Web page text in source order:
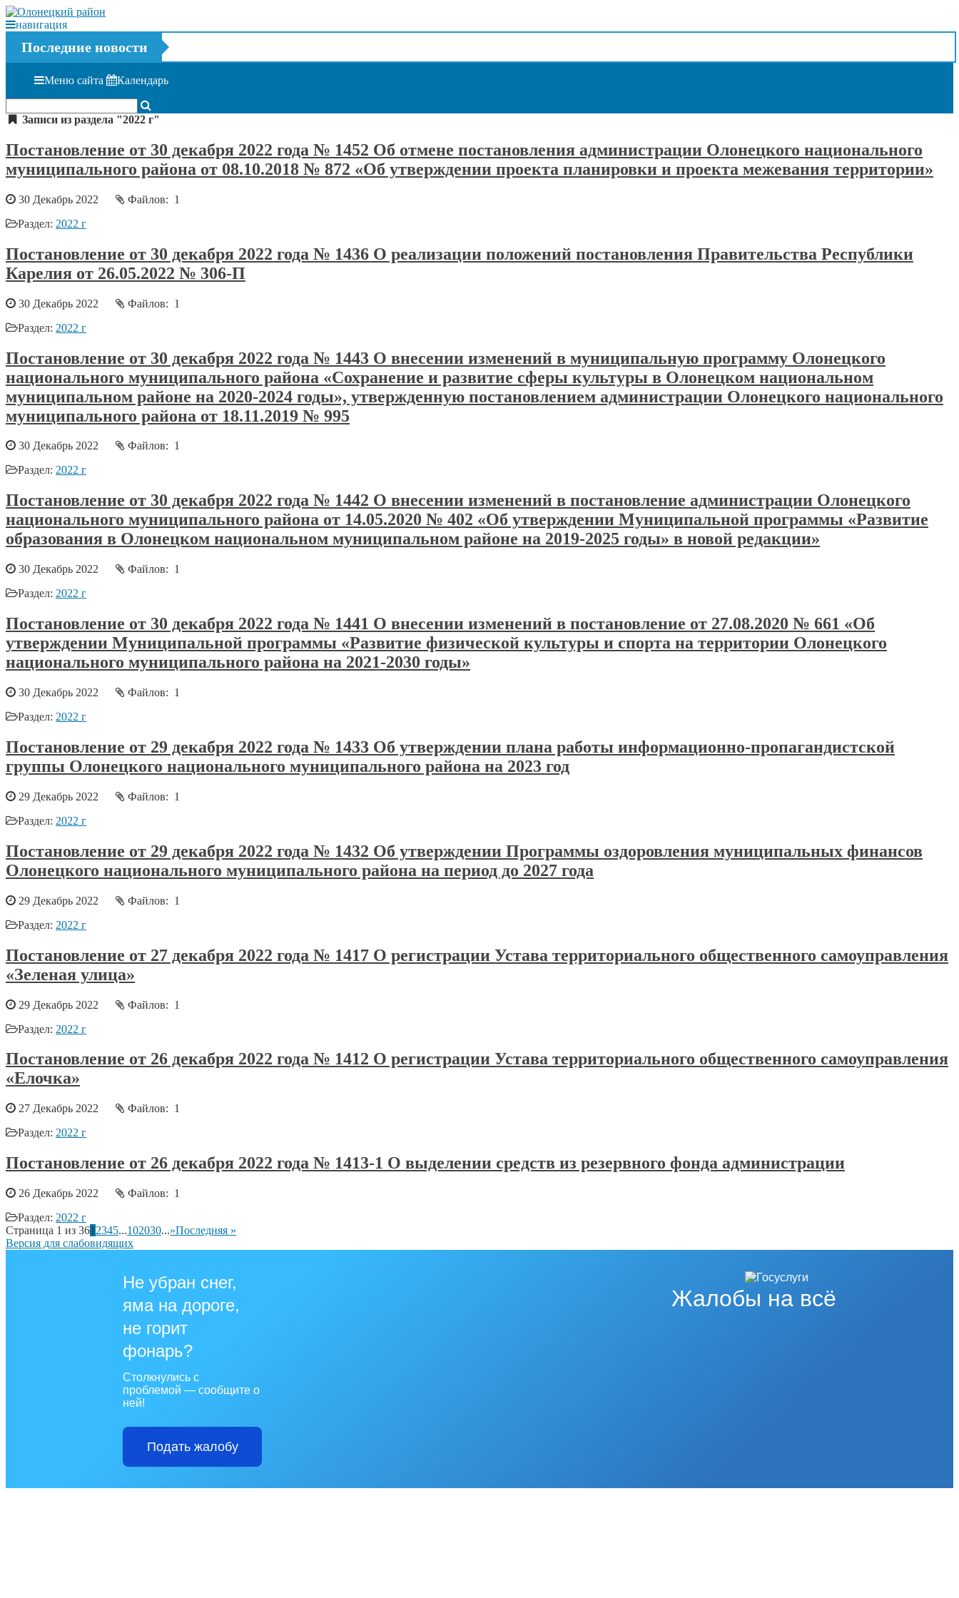
навигация
Последние новости
Меню сайта Календарь
Записи из раздела "2022 г"
Постановление от 30 декабря 2022 года № 1452 Об отмене постановления администрации Олонецкого национального
муниципального района от 08.10.2018 № 872 «Об утверждении проекта планировки и проекта межевания территории»
30 Декабрь 2022
Файлов: 1
Раздел: 2022 г
Постановление от 30 декабря 2022 года № 1436 О реализации положений постановления Правительства Республики
Карелия от 26.05.2022 № 306-П
30 Декабрь 2022
Файлов: 1
Раздел: 2022 г
Постановление от 30 декабря 2022 года № 1443 О внесении изменений в муниципальную программу Олонецкого
национального муниципального района «Сохранение и развитие сферы культуры в Олонецком национальном
муниципальном районе на 2020-2024 годы», утвержденную постановлением администрации Олонецкого национального
муниципального района от 18.11.2019 № 995
30 Декабрь 2022
Файлов: 1
Раздел: 2022 г
Постановление от 30 декабря 2022 года № 1442 О внесении изменений в постановление администрации Олонецкого
национального муниципального района от 14.05.2020 № 402 «Об утверждении Муниципальной программы «Развитие
образования в Олонецком национальном муниципальном районе на 2019-2025 годы» в новой редакции»
30 Декабрь 2022
Файлов: 1
Раздел: 2022 г
Постановление от 30 декабря 2022 года № 1441 О внесении изменений в постановление от 27.08.2020 № 661 «Об
утверждении Муниципальной программы «Развитие физической культуры и спорта на территории Олонецкого
национального муниципального района на 2021-2030 годы»
30 Декабрь 2022
Файлов: 1
Раздел: 2022 г
Постановление от 29 декабря 2022 года № 1433 Об утверждении плана работы информационно-пропагандистской
группы Олонецкого национального муниципального района на 2023 год
29 Декабрь 2022
Файлов: 1
Раздел: 2022 г
Постановление от 29 декабря 2022 года № 1432 Об утверждении Программы оздоровления муниципальных финансов
Олонецкого национального муниципального района на период до 2027 года
29 Декабрь 2022
Файлов: 1
Раздел: 2022 г
Постановление от 27 декабря 2022 года № 1417 О регистрации Устава территориального общественного самоуправления
«Зеленая улица»
29 Декабрь 2022
Файлов: 1
Раздел: 2022 г
Постановление от 26 декабря 2022 года № 1412 О регистрации Устава территориального общественного самоуправления
«Елочка»
27 Декабрь 2022
Файлов: 1
Раздел: 2022 г
Постановление от 26 декабря 2022 года № 1413-1 О выделении средств из резервного фонда администрации
26 Декабрь 2022
Файлов: 1
Раздел: 2022 г
Страница 1 из 361 2345...102030...»Последняя »
Версия для слабовидящих
Жалобы на всё
Не убран снег,
яма на дороге,
не горит
фонарь?
Столкнулись с
проблемой — сообщите о
ней!
Подать жалобу